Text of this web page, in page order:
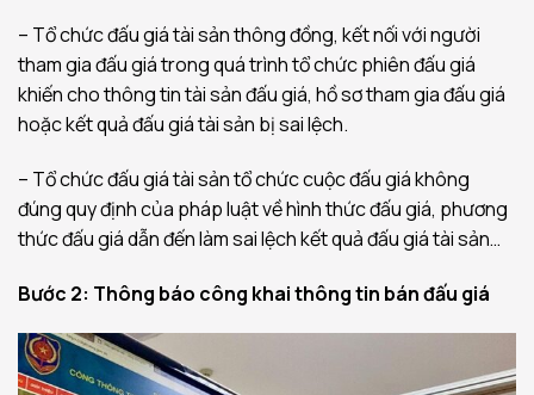
– Tổ chức đấu giá tài sản thông đồng, kết nối với người
tham gia đấu giá trong quá trình tổ chức phiên đấu giá
khiến cho thông tin tài sản đấu giá, hồ sơ tham gia đấu giá
hoặc kết quả đấu giá tài sản bị sai lệch.
– Tổ chức đấu giá tài sản tổ chức cuộc đấu giá không
đúng quy định của pháp luật về hình thức đấu giá, phương
thức đấu giá dẫn đến làm sai lệch kết quả đấu giá tài sản…
Bước 2: Thông báo công khai thông tin bán đấu giá